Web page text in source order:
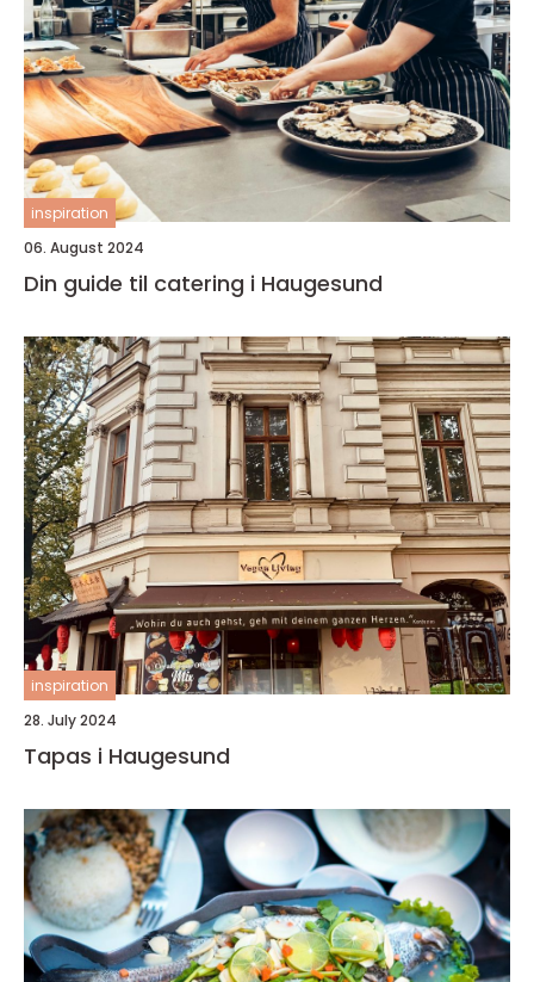
inspiration
06. August 2024
Din guide til catering i Haugesund
inspiration
28. July 2024
Tapas i Haugesund